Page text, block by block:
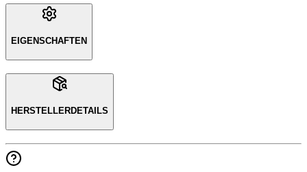
EIGENSCHAFTEN
HERSTELLERDETAILS